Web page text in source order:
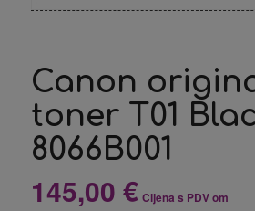
Canon
toner T01
8066B001
145,00 € Cijena s PDV om